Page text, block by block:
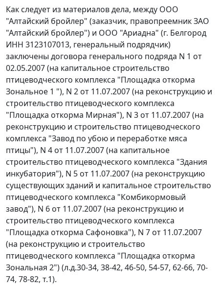
Как следует из материалов дела, между ООО
"Алтайский бройлер" (заказчик, правопреемник ЗАО
"Алтайский бройлер") и ООО "Ариадна" (г. Белгород
ИНН 3123107013, генеральный подрядчик)
заключены договора генерального подряда N 1 от
02.05.2007 (на капитальное строительство
птицеводческого комплекса "Площадка откорма
Зональное 1 "), N 2 от 11.07.2007 (на реконструкцию и
строительство птицеводческого комплекса
"Площадка откорма Мирная"), N 3 от 11.07.2007 (на
реконструкцию и строительство птицеводческого
комплекса "Завод по убою и переработке мяса
птицы"), N 4 от 11.07.2007 (на капитальное
строительство птицеводческого комплекса "Здания
инкубатория"), N 5 от 11.07.2007 (на реконструкцию
существующих зданий и капитальное строительство
птицеводческого комплекса "Комбикормовый
завод"), N 6 от 11.07.2007 (на реконструкцию и
строительство птицеводческого комплекса
"Площадка откорма Сафоновка"), N 7 от 11.07.2007
(на реконструкцию и строительство
птицеводческого комплекса "Площадка откорма
Зональная 2") (л.д.30-34, 38-42, 46-50, 54-57, 62-66, 70-
74, 78-82, т.1).